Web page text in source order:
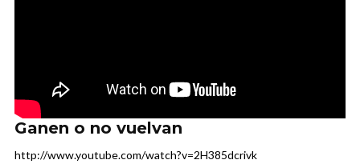
Ganen o no vuelvan
http://www.youtube.com/watch?v=2H385dcrivk